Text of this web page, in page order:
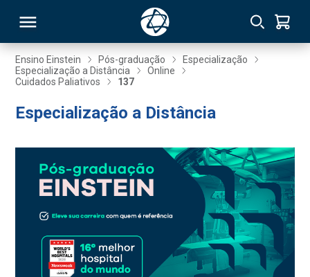
Ensino Einstein Pós-graduação
Especialização
Especialização a Distância
Online
Cuidados Paliativos
137
Especialização a Distância